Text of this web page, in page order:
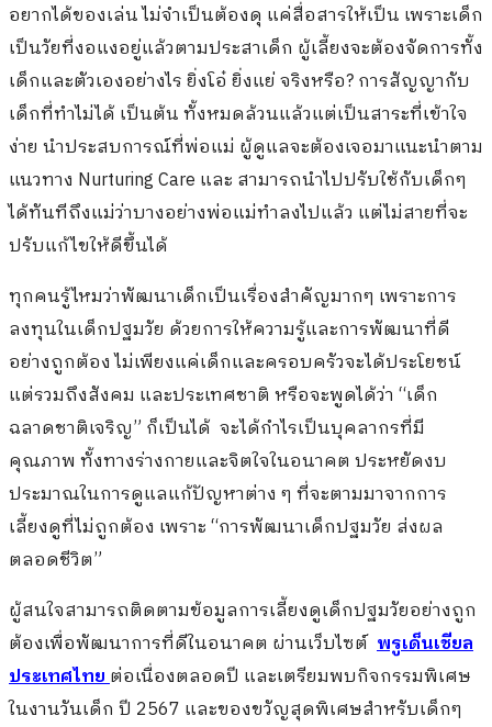
อยากได้ของเล่น ไม่จำเป็นต้องดุ แค่สื่อสารให้เป็น เพราะเด็ก
เป็นวัยที่งอแงอยู่แล้วตามประสาเด็ก ผู้เลี้ยงจะต้องจัดการทั้ง
เด็กและตัวเองอย่างไร ยิ่งโอ๋ ยิ่งแย่ จริงหรือ? การสัญญากับ
เด็กที่ทำไม่ได้ เป็นต้น ทั้งหมดล้วนแล้วแต่เป็นสาระที่เข้าใจ
ง่าย นำประสบการณ์ที่พ่อแม่ ผู้ดูแลจะต้องเจอมาแนะนำตาม
แนวทาง Nurturing Care และ สามารถนำไปปรับใช้กับเด็กๆ
ได้ทันทีถึงแม่ว่าบางอย่างพ่อแม่ทำลงไปแล้ว แต่ไม่สายที่จะ
ปรับแก้ไขให้ดีขึ้นได้
ทุกคนรู้ไหมว่าพัฒนาเด็กเป็นเรื่องสำคัญมากๆ เพราะการ
ลงทุนในเด็กปฐมวัย ด้วยการให้ความรู้และการพัฒนาที่ดี
อย่างถูกต้อง ไม่เพียงแค่เด็กและครอบครัวจะได้ประโยชน์
แต่รวมถึงสังคม และประเทศชาติ หรือจะพูดได้ว่า “เด็ก
ฉลาดชาติเจริญ” ก็เป็นได้ จะได้กำไรเป็นบุคลากรที่มี
คุณภาพ ทั้งทางร่างกายและจิตใจในอนาคต ประหยัดงบ
ประมาณในการดูแลแก้ปัญหาต่าง ๆ ที่จะตามมาจากการ
เลี้ยงดูที่ไม่ถูกต้อง เพราะ “การพัฒนาเด็กปฐมวัย ส่งผล
ตลอดชีวิต”
ผู้สนใจสามารถติดตามข้อมูลการเลี้ยงดูเด็กปฐมวัยอย่างถูก
ต้องเพื่อพัฒนาการที่ดีในอนาคต ผ่านเว็บไซต์ พรูเด็นเชียล
ประเทศไทยต่อเนื่องตลอดปี และเตรียมพบกิจกรรมพิเศษ
ในงานวันเด็ก ปี 2567 และของขวัญสุดพิเศษสำหรับเด็กๆ